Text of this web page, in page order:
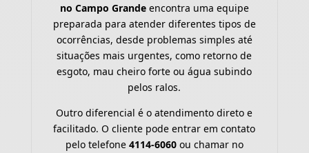
no Campo Grandeencontra uma equipe
preparada para atender diferentes tipos de
ocorrências, desde problemas simples até
situações mais urgentes, como retorno de
esgoto, mau cheiro forte ou água subindo
pelos ralos.
Outro diferencial é o atendimento direto e
facilitado. O cliente pode entrar em contato
pelo telefone 4114-6060ou chamar no